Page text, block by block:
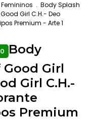
. Body Splash
Girl C.H.- Deo
Premium - Arte 1
Body
Girl
Girl C.H.-
Premium